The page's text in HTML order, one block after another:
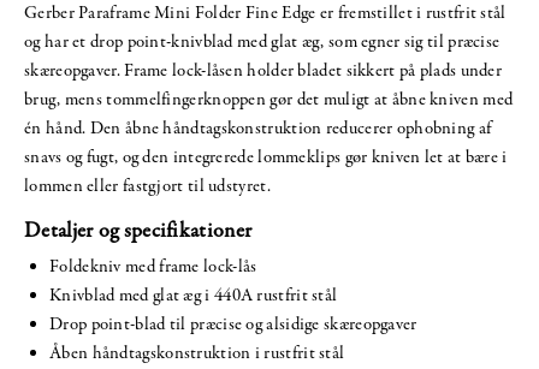
Gerber Paraframe Mini Folder Fine Edge er fremstillet i rustfrit stål
og har et drop point-knivblad med glat æg, som egner sig til præcise
skæreopgaver. Frame lock-låsen holder bladet sikkert på plads under
brug, mens tommelfingerknoppen gør det muligt at åbne kniven med
én hånd. Den åbne håndtagskonstruktion reducerer ophobning af
snavs og fugt, og den integrerede lommeklips gør kniven let at bære i
lommen eller fastgjort til udstyret.
Detaljer og specifikationer
Foldekniv med frame lock-lås
Knivblad med glat æg i 440A rustfrit stål
Drop point-blad til præcise og alsidige skæreopgaver
Åben håndtagskonstruktion i rustfrit stål